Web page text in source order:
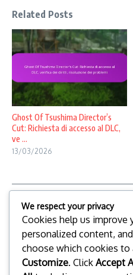
Related Posts
Ghost Of Tsushima Director’s
Cut: Richiesta di accesso al DLC,
ve ...
13/03/2026
Leave a Reply
Your email address will not be
marked*
We respect your privacy
Cookies help us improve
personalized content,
choose which cookies to
Customize. Click Accept